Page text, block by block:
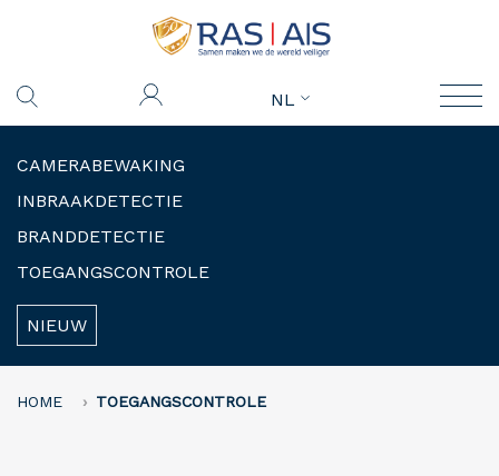
NL
CAMERABEWAKING
INBRAAKDETECTIE
BRANDDETECTIE
TOEGANGSCONTROLE
NIEUW
HOME TOEGANGSCONTROLE